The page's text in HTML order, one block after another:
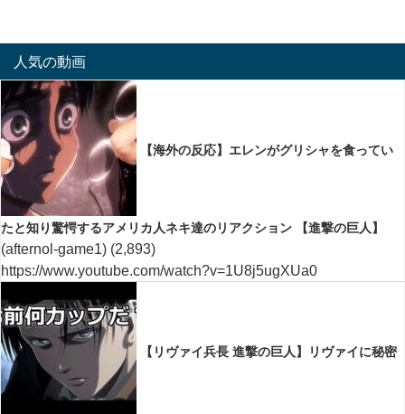
人気の動画
【海外の反応】エレンがグリシャを食ってい
たと知り驚愕するアメリカ人ネキ達のリアクション 【進撃の巨人】
(afternol-game1) (2,893)
https://www.youtube.com/watch?v=1U8j5ugXUa0
【リヴァイ兵長 進撃の巨人】リヴァイに秘密